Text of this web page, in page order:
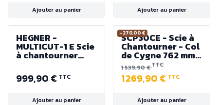
Ajouter au panier 230V 100W 400 à
1400 tr/min.
Ajouter au panier
HEGNER -
MULTICUT-1 E Scie
à chantourner
Col de cygne 365
mm - 230V 100W
999,90 € TTC
Ajouter au panier
-270,00 €
SCP30CE - Scie à
Chantourner - Col
de Cygne 762 mm -
Table 358 x 825
mm - 220 V
1 539,90 €TTC
1 269,90 € TTC
Ajouter au panier